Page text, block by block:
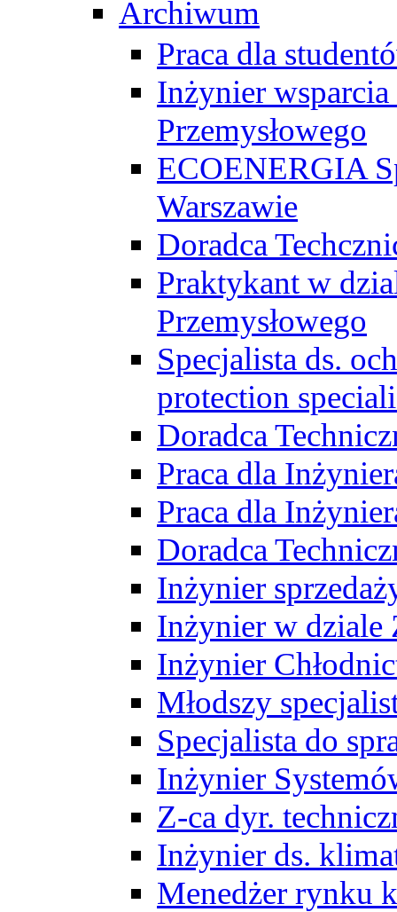
Archiwum
Praca dla
Inżynier wsparcia
Przemysłowego
ECOENERGIA
Warszawie
Doradca
Praktykant w
Przemysłowego
Specjalista ds.
protection
Doradca
Praca dla
Praca dla
Doradca
Inżynier
Inżynier w dziale
Inżynier
Młodszy
Specjalista do
Inżynier
Z-ca dyr.
Inżynier ds.
Menedżer rynku